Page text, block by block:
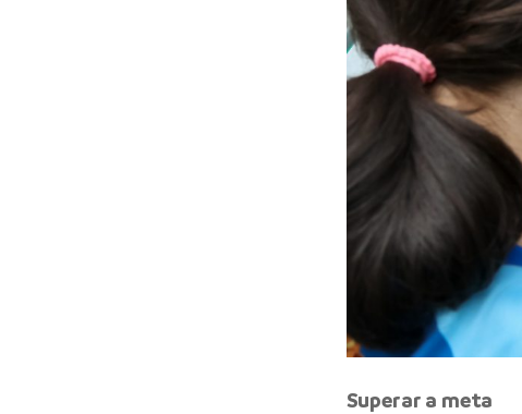
Superar a meta